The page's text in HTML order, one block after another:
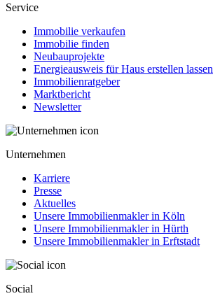
Service
Immobilie verkaufen
Immobilie finden
Neubauprojekte
Energieausweis für Haus erstellen lassen
Immobilienratgeber
Marktbericht
Newsletter
Unternehmen
Karriere
Presse
Aktuelles
Unsere Immobilienmakler in Köln
Unsere Immobilienmakler in Hürth
Unsere Immobilienmakler in Erftstadt
Social